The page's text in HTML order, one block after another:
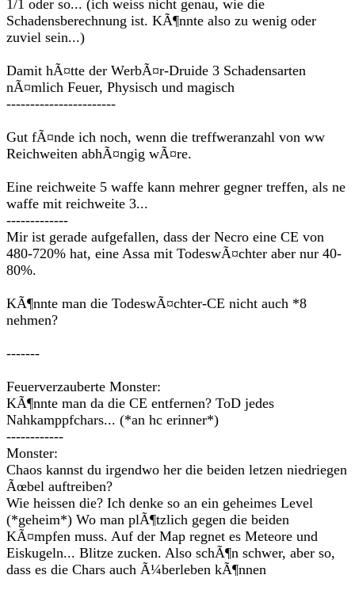
1/1 oder so... (ich weiss nicht genau, wie die
Schadensberechnung ist. KÃ¶nnte also zu wenig oder
zuviel sein...)
Damit hÃ¤tte der WerbÃ¤r-Druide 3 Schadensarten
nÃ¤mlich Feuer, Physisch und magisch
-----------------------
Gut fÃ¤nde ich noch, wenn die treffweranzahl von ww
Reichweiten abhÃ¤ngig wÃ¤re.
Eine reichweite 5 waffe kann mehrer gegner treffen, als ne
waffe mit reichweite 3...
-------------
Mir ist gerade aufgefallen, dass der Necro eine CE von
480-720% hat, eine Assa mit TodeswÃ¤chter aber nur 40-
80%.
KÃ¶nnte man die TodeswÃ¤chter-CE nicht auch *8
nehmen?
-------
Feuerverzauberte Monster:
KÃ¶nnte man da die CE entfernen? ToD jedes
Nahkamppfchars... (*an hc erinner*)
------------
Monster:
Chaos kannst du irgendwo her die beiden letzen niedriegen
Ãœbel auftreiben?
Wie heissen die? Ich denke so an ein geheimes Level
(*geheim*) Wo man plÃ¶tzlich gegen die beiden
KÃ¤mpfen muss. Auf der Map regnet es Meteore und
Eiskugeln... Blitze zucken. Also schÃ¶n schwer, aber so,
dass es die Chars auch Ã¼berleben kÃ¶nnen